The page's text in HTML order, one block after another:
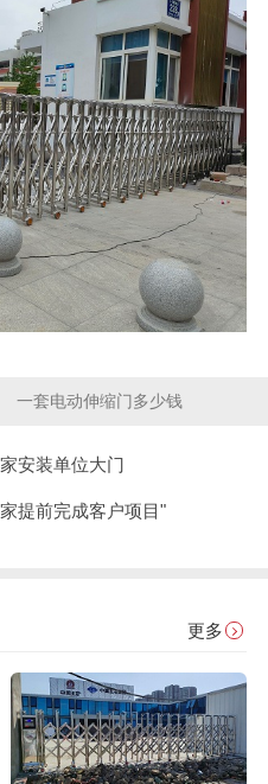
一套电动伸缩门多少钱
安装单位大门
提前完成客户项目"
更多